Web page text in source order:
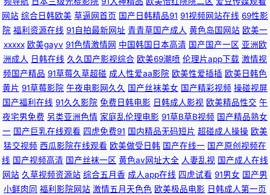
青草视频 人妻先锋影音AV 久热服务AV 国产91aV福利电影 www日韩 AV天
堂色情亚洲成人 国内精品区 韩国av无码片 国产自产精品 91去网站 国产a母
子视频 黑丝国产在线 91www豆花 俺来也伦理黄 欧美色性交 国产资源网 香
蕉伊人久久 91资源人妻 麻豆先锋影视 91大神啪啪视频蜜桃 国产日韩乱码
91porn九色蝌蚪 国产二区v 污污色色视频网站 超碰在线社区 天美免费视频
99艹艹艹 日本a阿v免费视频 大香蕉怡红院院 婷婷五月论坛 www91日和操
网站 综合日韩欧美 草逼网首页 国产日韩精品91 91视频网站在线 69性影
院 福利资源在线 91自拍最新网址 青青草国产成人 黄色岛国网站 欧美一
xxxxx 欧美gayv 91色情激情网 中国韩国日本高清 国产国产一区 亚洲欧
洲成人 日韩在线 久久国产影视综合 欧美69潮喷 伦理片app下载 激情视
频国产精品 91草莓久草超碰 成人性爱aa影院 欧美性爱插插 欧美日韩色
黄片 91草莓影院 午夜电影网久久 国产丝袜美女 国产精彩视频 操碰视屏
国产福利在线 91久久影院 免费日韩电影 日韩成人影视 欧美精品性交 午
夜宅男免费 另类亚洲色情 家庭乱伦理电影 91草B草B视频 国产精品熟女
一 国产巨乳在线观看 四虎免费91 国内精品无码短片 超碰成人操操 欧美
猛交视频 西瓜影院在线观看 欧美做受日韩 国产在线一 国产原创视频在
线 国产视频高清 国产丝袜一区 黄色av网址大全 人妻乱视 国产成人在线
网站 久草视频资源站 综合五月香 成人app在线 四虎试看 91男女 国产男
小鲜肉同 福利影院网站 激情五月天色色 欧美极品电影 日韩成人第一页